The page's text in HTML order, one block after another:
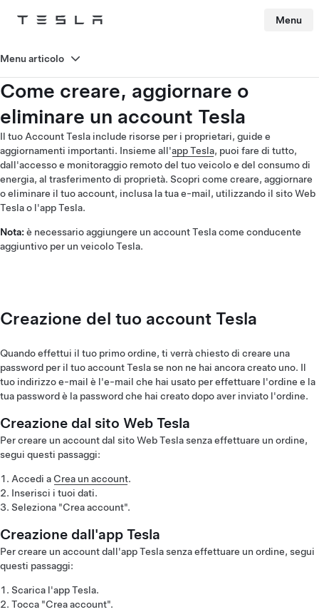
Tesla Menu
Come creare, aggiornare o
eliminare un account Tesla
Il tuo Account Tesla include risorse per i proprietari, guide e
aggiornamenti importanti. Insieme all'app Tesla, puoi fare di tutto,
dall'accesso e monitoraggio remoto del tuo veicolo e del consumo di
energia, al trasferimento di proprietà. Scopri come creare, aggiornare
o eliminare il tuo account, inclusa la tua e-mail, utilizzando il sito Web
Tesla o l'app Tesla.
Nota: è necessario aggiungere un account Tesla come conducente
aggiuntivo per un veicolo Tesla.
Creazione del tuo account Tesla
Quando effettui il tuo primo ordine, ti verrà chiesto di creare una
password per il tuo account Tesla se non ne hai ancora creato uno. Il
tuo indirizzo e-mail è l'e-mail che hai usato per effettuare l'ordine e la
tua password è la password che hai creato dopo aver inviato l'ordine.
Creazione dal sito Web Tesla
Per creare un account dal sito Web Tesla senza effettuare un ordine,
segui questi passaggi:
Accedi a Crea un account.
Inserisci i tuoi dati.
Seleziona "Crea account".
Creazione dall'app Tesla
Per creare un account dall'app Tesla senza effettuare un ordine, segui
questi passaggi:
Scarica l'app Tesla.
Tocca "Crea account".
Menu articolo